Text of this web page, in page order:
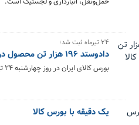
۲۴ تیرماه ثبت شد؛
دادوستد ۱۹۶ هزار تن محصول در بورس کالا
بورس کالای ایران در روز چهارشنبه ۲۴ تیرماه میزبان معامله ۱۹۶ هزار و ۹۶۴ تن محصول در ۷ تالار معاملاتی خود بود و بیشترین حجم معاملات را تالار صنعتی ثبت کرد.
یک دقیقه با بورس کالا